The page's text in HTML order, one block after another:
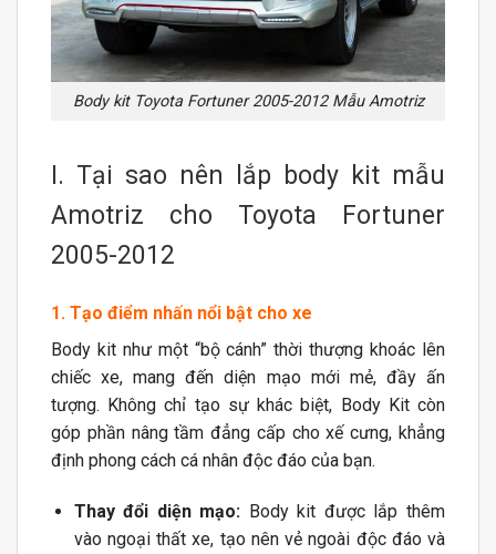
Body kit Toyota Fortuner 2005-2012 Mẫu Amotriz
I. Tại sao nên lắp body kit mẫu
Amotriz cho Toyota Fortuner
2005-2012
1. Tạo điểm nhấn nổi bật cho xe
Body kit như một “bộ cánh” thời thượng khoác lên
chiếc xe, mang đến diện mạo mới mẻ, đầy ấn
tượng. Không chỉ tạo sự khác biệt, Body Kit còn
góp phần nâng tầm đẳng cấp cho xế cưng, khẳng
định phong cách cá nhân độc đáo của bạn.
Thay đổi diện mạo: Body kit được lắp thêm
vào ngoại thất xe, tạo nên vẻ ngoài độc đáo và